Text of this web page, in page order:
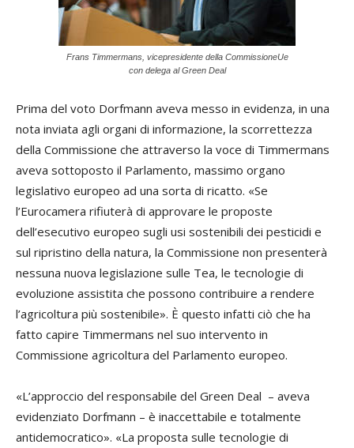
Frans Timmermans, vicepresidente della CommissioneUe
con delega al Green Deal
Prima del voto Dorfmann aveva messo in evidenza, in una
nota inviata agli organi di informazione, la scorrettezza
della Commissione che attraverso la voce di Timmermans
aveva sottoposto il Parlamento, massimo organo
legislativo europeo ad una sorta di ricatto. «Se
l’Eurocamera rifiuterà di approvare le proposte
dell’esecutivo europeo sugli usi sostenibili dei pesticidi e
sul ripristino della natura, la Commissione non presenterà
nessuna nuova legislazione sulle Tea, le tecnologie di
evoluzione assistita che possono contribuire a rendere
l’agricoltura più sostenibile». È questo infatti ciò che ha
fatto capire Timmermans nel suo intervento in
Commissione agricoltura del Parlamento europeo.
«L’approccio del responsabile del Green Deal – aveva
evidenziato Dorfmann – è inaccettabile e totalmente
antidemocratico». «La proposta sulle tecnologie di